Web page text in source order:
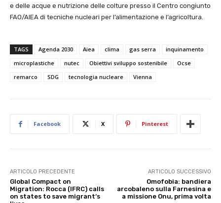
e delle acque e nutrizione delle colture presso il Centro congiunto
FAO/AIEA di tecniche nucleari per l’alimentazione e l’agricoltura.
TAGS Agenda 2030 Aiea clima gas serra
inquinamento
microplastiche
nutec Obiettivi sviluppo sostenibile
Ocse
remarco
SDG tecnologia nucleare Vienna
Facebook X Pinterest
ARTICOLO PRECEDENTE
Global Compact on
Migration: Rocca (IFRC) calls
on states to save migrant‘s
ARTICOLO SUCCESSIVO
Omofobia: bandiera
arcobaleno sulla Farnesina e
a missione Onu, prima volta